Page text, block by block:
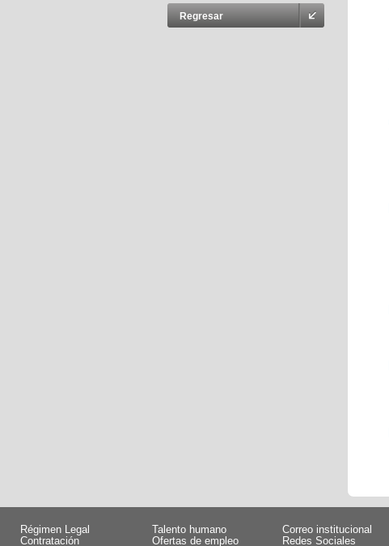
Regresar
Régimen Legal
Talento humano
Contratación
Ofertas de empleo
Correo institucional
Redes Sociales